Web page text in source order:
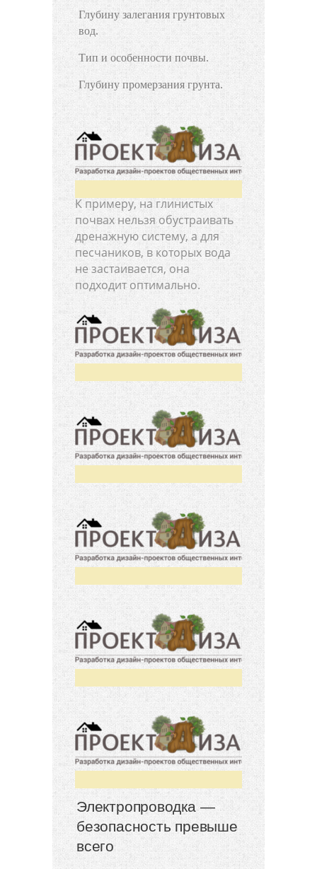
Глубину залегания грунтовых
вод.
Тип и особенности почвы.
Глубину промерзания грунта.
К примеру, на глинистых
почвах нельзя обустраивать
дренажную систему, а для
песчаников, в которых вода
не застаивается, она
подходит оптимально.
Электропроводка —
безопасность превыше
всего